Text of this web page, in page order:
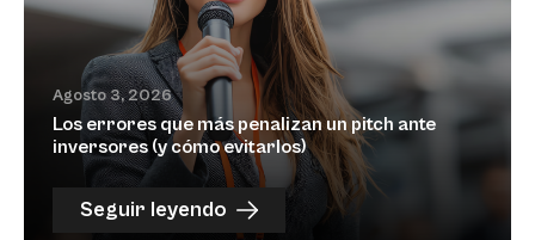
Agosto 3, 2026
Los errores que más penalizan un pitch ante
inversores (y cómo evitarlos)
Seguir leyendo